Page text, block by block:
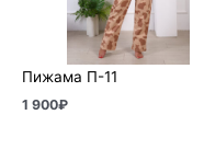
Пижама П-11
1 900₽